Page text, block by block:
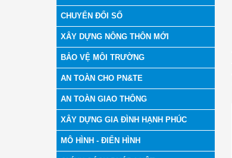
CHUYỂN ĐỔI SỐ
XÂY DỰNG NÔNG THÔN MỚI
BẢO VỆ MÔI TRƯỜNG
AN TOÀN CHO PN&TE
AN TOÀN GIAO THÔNG
XÂY DỰNG GIA ĐÌNH HẠNH PHÚC
MÔ HÌNH - ĐIỂN HÌNH